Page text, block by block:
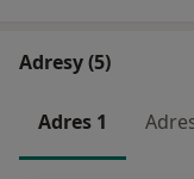
Adresy (5)
Adres 1